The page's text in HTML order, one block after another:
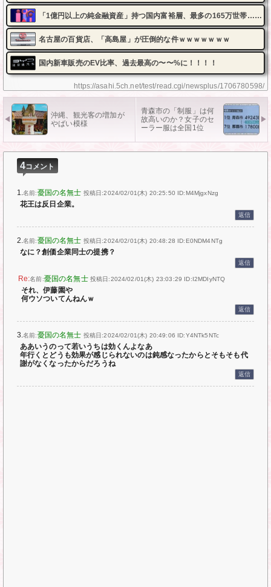
https://asahi.5ch.net/test/read.cgi/newsplus/1706780598/
「1億円以上の純金融資産」持つ国内富裕層、最多の165万世帯……
名古屋の百貨店、「高島屋」が圧倒的な件ｗｗｗｗｗｗｗ
国内新車販売のEV比率、過去最高の〜〜%に！！！！
沖縄、観光客の増加が
やばい模様
青森市の「制服」は何
故高いのか？女子のセ
ーラー服は全国1位
4コメント
1.名前:憂国の名無士 投稿日:2024/02/01(木) 20:25:50 ID:M4MjgxNzg
花王は反日企業。
返信
2.名前:憂国の名無士 投稿日:2024/02/01(木) 20:48:28 ID:E0NDM4NTg
なに？創価企業同士の提携？
返信
名前:憂国の名無士 投稿日:2024/02/01(木) 23:03:29 ID:I2MDIyNTQ
それ、伊藤園や
何ウソついてんねんｗ
返信
3.名前:憂国の名無士 投稿日:2024/02/01(木) 20:49:06 ID:Y4NTk5NTc
ああいうのって若いうちは効くんよなあ
年行くとどうも効果が感じられないのは鈍感なったからとそもそも代
謝がなくなったからだろうね
返信